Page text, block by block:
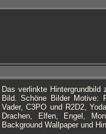
Das verlinkte
Bild. Schöne Bilder Motive:
Vader, C3PO und R2D2,
Drachen, Elfen, Engel,
Background Wallpaper und